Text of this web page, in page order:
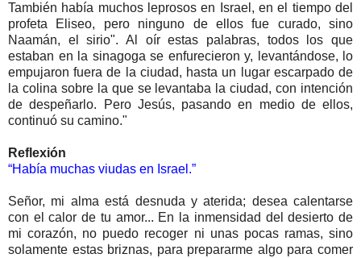
También había muchos leprosos en Israel, en el tiempo del
profeta Eliseo, pero ninguno de ellos fue curado, sino
Naamán, el sirio". Al oír estas palabras, todos los que
estaban en la sinagoga se enfurecieron y, levantándose, lo
empujaron fuera de la ciudad, hasta un lugar escarpado de
la colina sobre la que se levantaba la ciudad, con intención
de despeñarlo. Pero Jesús, pasando en medio de ellos,
continuó su camino."
Reflexión
“Había muchas viudas en Israel.”
Señor, mi alma está desnuda y aterida; desea calentarse
con el calor de tu amor... En la inmensidad del desierto de
mi corazón, no puedo recoger ni unas pocas ramas, sino
solamente estas briznas, para prepararme algo para comer